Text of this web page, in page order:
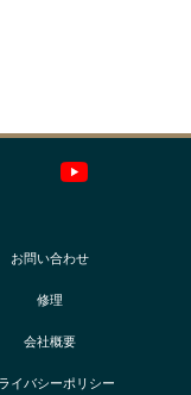
お問い合わせ
修理
会社概要
イバシーポリシー